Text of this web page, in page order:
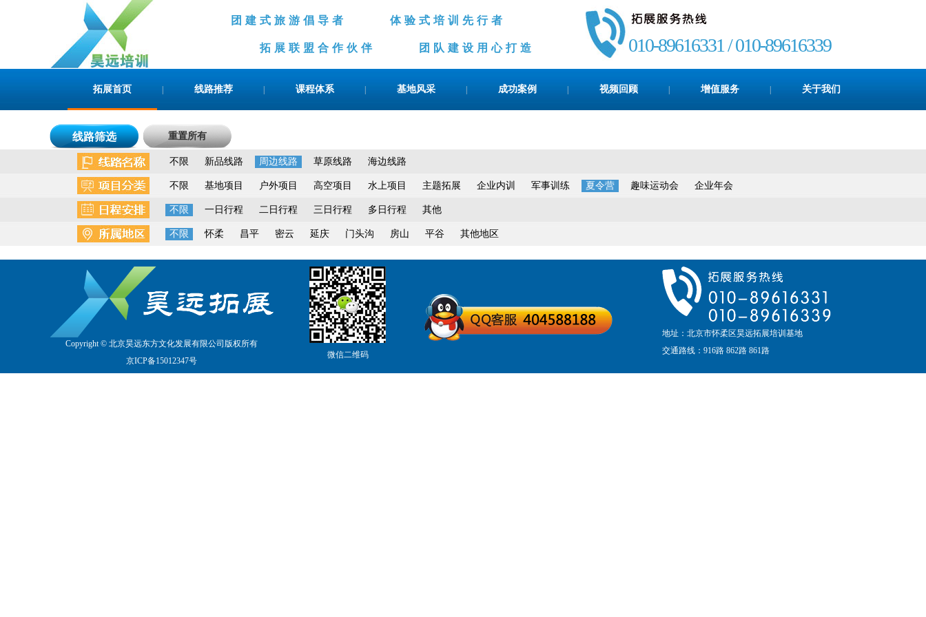
团建式旅游倡导者 体验式培训先行者
拓展联盟合作伙伴 团队建设用心打造 010-89616331 / 010-89616339
拓展首页 线路推荐 课程体系 基地风采 成功案例 视频回顾 增值服务 关于我们
线路筛选 重置所有
不限 新品线路 周边线路 草原线路 海边线路
不限 基地项目 户外项目 高空项目 水上项目 主题拓展 企业内训 军事训练 夏令营 趣味运动会 企业年会
不限 一日行程 二日行程 三日行程 多日行程 其他
不限 怀柔 昌平 密云 延庆 门头沟 房山 平谷 其他地区
Copyright © 北京昊远东方文化发展有限公司版权所有
京ICP备15012347号
微信二维码
地址：北京市怀柔区昊远拓展培训基地
交通路线：916路 862路 861路